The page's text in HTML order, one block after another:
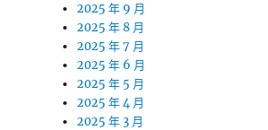
2025 年 9 月
2025 年 8 月
2025 年 7 月
2025 年 6 月
2025 年 5 月
2025 年 4 月
2025 年 3 月